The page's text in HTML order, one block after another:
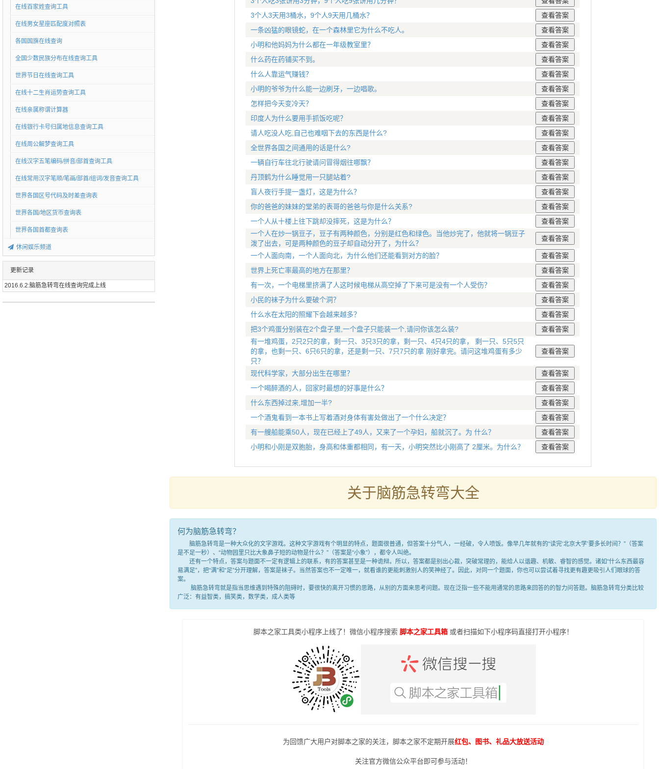
在线百家姓查询工具
在线男女星座匹配度对照表
各国国旗在线查询
全国少数民族分布在线查询工具
世界节日在线查询工具
在线十二生肖运势查询工具
在线亲属称谓计算器
在线银行卡号归属地信息查询工具
在线周公解梦查询工具
在线汉字五笔编码/拼音/部首查询工具
在线常用汉字笔顺/笔画/部首/组词/发音查询工具
世界各国区号代码及时差查询表
世界各国/地区货币查询表
世界各国首都查询表
休闲娱乐频道
更新记录
2016.6.2:脑筋急转弯在线查询完成上线
3个人3天用3桶水，9个人9天用几桶水？
一条凶猛的眼镜蛇，在一个森林里它为什么不吃人。
小明和他妈妈为什么都在一年级教室里？
什么药在药铺买不到。
什么人靠运气赚钱？
小明的爷爷为什么能一边刷牙，一边唱歌。
怎样把今天变冷天？
印度人为什么要用手抓饭吃呢？
请人吃没人吃,自己也难咽下去的东西是什么?
全世界各国之间通用的话是什么?
一辆自行车往北行驶请问冒得烟往哪飘？
丹顶鹤为什么睡觉用一只腿站着?
盲人夜行手提一盏灯，这是为什么？
你的爸爸的妹妹的堂弟的表哥的爸爸与你是什么关系?
一个人从十楼上往下跳却没摔死，这是为什么？
一个人在炒一锅豆子，豆子有两种颜色，分别是红色和绿色。当他炒完了，他就将一锅豆子
泼了出去，可是两种颜色的豆子却自动分开了，为什么？
一个人面向南，一个人面向北，为什么他们还能看到对方的脸？
世界上死亡率最高的地方在那里？
有一次，一个电梯里挤满了人这时候电梯从高空掉了下来可是没有一个人受伤？
小民的袜子为什么要破个洞？
什么水在太阳的照耀下会越来越多？
把3个鸡蛋分别装在2个盘子里,一个盘子只能装一个,请问你该怎么装?
有一堆鸡蛋，2只2只的拿，剩一只、3只3只的拿，剩一只、4只4只的拿， 剩一只、5只5只
的拿，也剩一只、6只6只的拿，还是剩一只、7只7只的拿 刚好拿完。请问这堆鸡蛋有多少
只？
现代科学家，大部分出生在哪里？
一个喝醉酒的人，回家时最想的好事是什么？
什么东西掉过来,增加一半?
一个酒鬼看到一本书上写着酒对身体有害处做出了一个什么决定？
有一艘船能乘50人，现在已经上了49人，又来了一个孕妇，船就沉了。为 什么？
小明和小刚是双胞胎，身高和体重都相同，有一天，小明突然比小刚高了 2厘米。为什么？
关于脑筋急转弯大全
何为脑筋急转弯？
脑筋急转弯是一种大众化的文字游戏。这种文字游戏有个明显的特点，题面很普通，但答案十分气人，一经破，令人喷饭。像早几年就有的“读完‘北京大学’要多长时间？”（答案
是不足一秒）、“动物园里只比大象鼻子短的动物是什么？”（答案是“小象”），都令人叫绝。
还有一个特点，答案与题面不一定有逻辑上的联系，有的答案甚至是一种诡辩。所以，答案都是别出心裁，突破常理的，能给人以谐趣、机敏、睿智的感觉。诸如“什么东西最容
易满足”，把“满”和“足”分开理解，答案是袜子。当然答案也不一定唯一，就看谁的更能刺激别人的笑神经了。因此，对同一个题面，你也可以尝试着寻找更有趣更吸引人们眼球的答
案。
脑筋急转弯就是指当思维遇到特殊的阻碍时，要很快的离开习惯的思路，从别的方面来思考问题。现在泛指一些不能用通常的思路来回答的的智力问答题。脑筋急转弯分类比较
广泛：有益智类，搞笑类，数学类，成人类等
脚本之家工具类小程序上线了！微信小程序搜索 脚本之家工具箱或者扫描如下小程序码直接打开小程序！
为回馈广大用户对脚本之家的关注，脚本之家不定期开展红包、图书、礼品大放送活动
关注官方微信公众平台即可参与活动！